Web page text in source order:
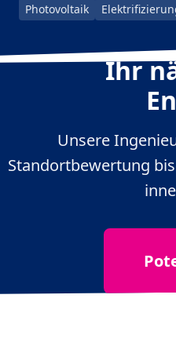
Photovoltaik
Ihr
Unsere
Standortbewertung